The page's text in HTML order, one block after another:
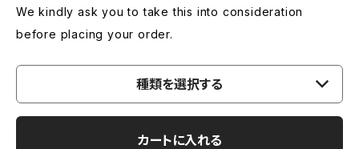
We kindly ask you to take this into consideration
before placing your order.
種類を選択する
カートに入れる